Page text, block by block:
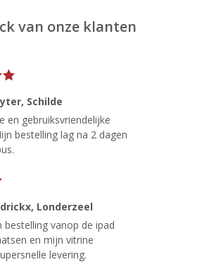
van onze klanten
, Schilde
en gebruiksvriendelijke
bestelling lag na 2 dagen
, Londerzeel
bestelling vanop de ipad
en mijn vitrine
levering.